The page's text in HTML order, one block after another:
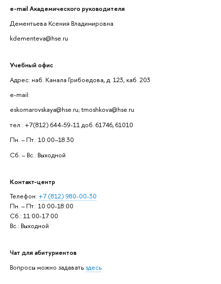
e-mail Академического руководителя
Дементьева Ксения Владимировна
kdementeva@hse.ru
Учебный офис
Адрес: наб. Канала Грибоедова, д. 123, каб. 203
e-mail:
eskomarovskaya@hse.ru; tmoshkova@hse.ru
тел.: +7(812) 644-59-11 доб. 61746, 61010
Пн. – Пт.: 10:00–18:30
Сб. – Вс.: Выходной
Контакт-центр
Телефон: +7 (812) 980-00-30
Пн. – Пт.: 10:00-18:00
Сб.: 11:00-17:00
Вс.: Выходной
Чат для абитуриентов
Вопросы можно задаватьздесь